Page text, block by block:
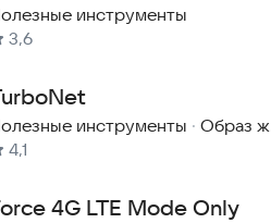
инструменты
3,6
инструменты · Образ жизни
4,1
4G LTE Mode Only